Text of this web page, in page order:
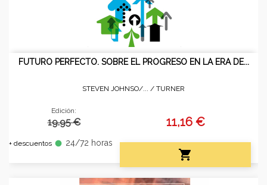
FUTURO PERFECTO. SOBRE EL PROGRESO EN LA ERA DE...
STEVEN JOHNSO/... / TURNER
Edición:
19.95 €
+ descuentos fiber_manual_record 24/72 horas
11,16 €
